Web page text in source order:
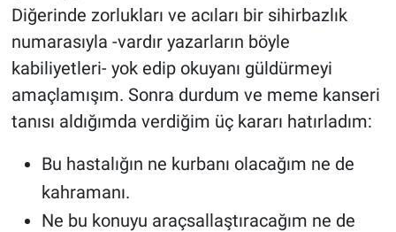
Diğerinde zorlukları ve acıları bir sihirbazlık
numarasıyla -vardır yazarların böyle
kabiliyetleri- yok edip okuyanı güldürmeyi
amaçlamışım. Sonra durdum ve meme kanseri
tanısı aldığımda verdiğim üç kararı hatırladım:
Bu hastalığın ne kurbanı olacağım ne de
kahramanı.
Ne bu konuyu araçsallaştıracağım ne de
Koronavirüs
Kültür Sanat
Ne demişti
Nedir